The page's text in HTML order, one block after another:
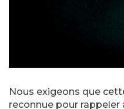
Nous exigeons que
reconnue pour